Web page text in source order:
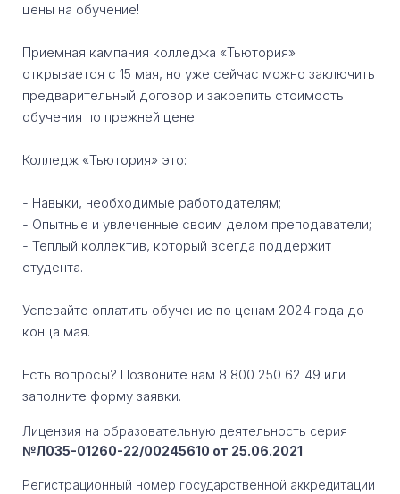
цены на обучение!
Приемная кампания колледжа «Тьютория»
открывается с 15 мая, но уже сейчас можно заключить
предварительный договор и закрепить стоимость
обучения по прежней цене.
Колледж «Тьютория» это:
- Навыки, необходимые работодателям;
- Опытные и увлеченные своим делом преподаватели;
- Теплый коллектив, который всегда поддержит
студента.
Успевайте оплатить обучение по ценам 2024 года до
конца мая.
Есть вопросы? Позвоните нам 8 800 250 62 49 или
заполните форму заявки.
Лицензия на образовательную деятельность серия
№Л035-01260-22/00245610 от 25.06.2021
Регистрационный номер государственной аккредитации